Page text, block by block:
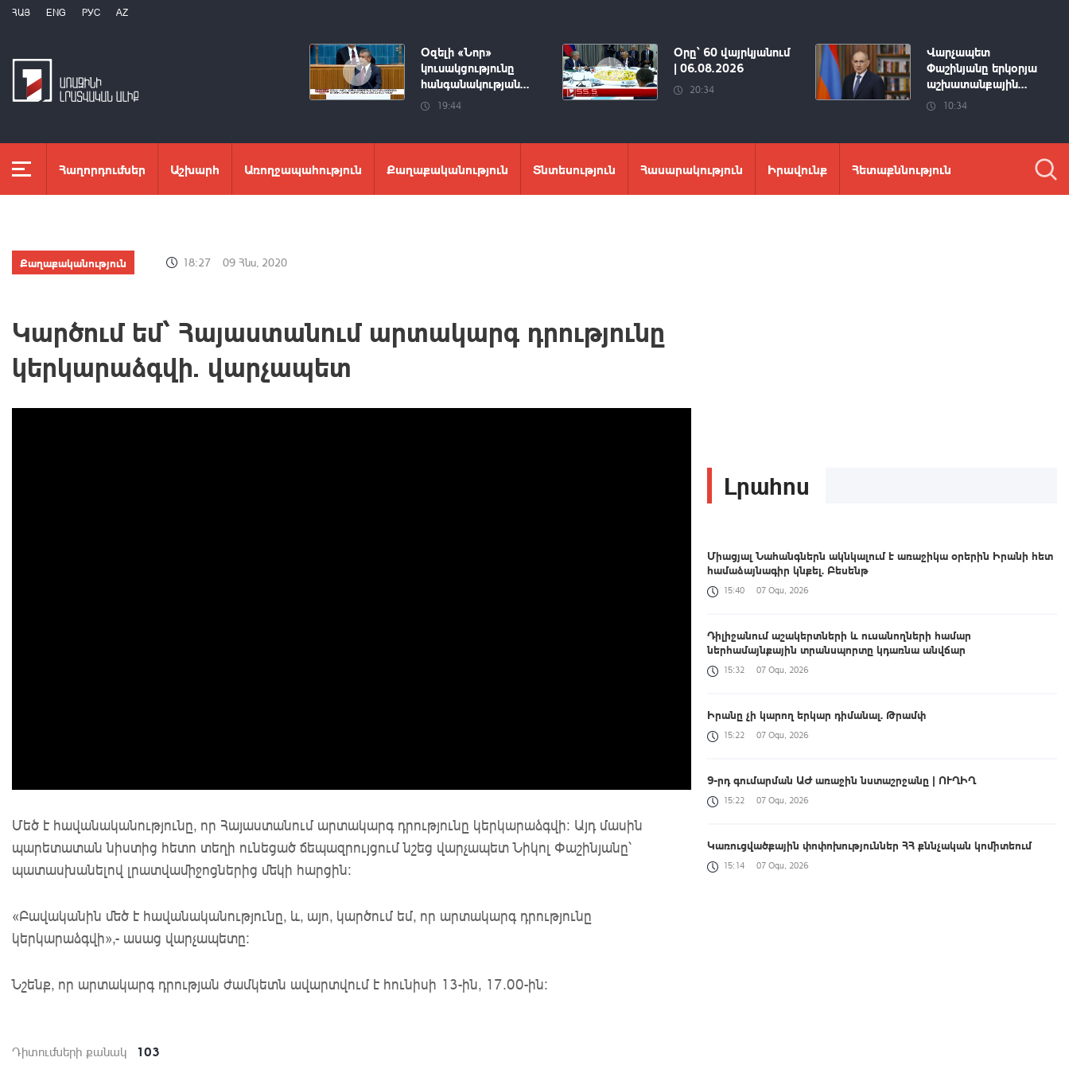
ՀԱՅ ENG РУС AZ
Օզելի «Նոր»
կուսակցությունը
հանգանակության...
19:44
Օրը՝ 60 վայրկյանում
| 06.08.2026
20:34
Վարչապետ
Փաշինյանը երկօրյա
աշխատանքային...
10:34
Հաղորդումներ Աշխարհ Առողջապահություն Քաղաքականություն Տնտեսություն Հասարակություն Իրավունք Հետաքննություն
Քաղաքականություն 18:27 09 Հնս, 2020
Կարծում եմ՝ Հայաստանում արտակարգ դրությունը
կերկարաձգվի. վարչապետ
Մեծ է հավանականությունը, որ Հայաստանում արտակարգ դրությունը կերկարաձգվի: Այդ մասին
պարետատան նիստից հետո տեղի ունեցած ճեպազրույցում նշեց վարչապետ Նիկոլ Փաշինյանը՝
պատասխանելով լրատվամիջոցներից մեկի հարցին:
«Բավականին մեծ է հավանականությունը, և, այո, կարծում եմ, որ արտակարգ դրությունը
կերկարաձգվի»,- ասաց վարչապետը:
Նշենք, որ արտակարգ դրության ժամկետն ավարտվում է հունիսի 13-ին, 17.00-ին:
Դիտումների քանակ 103
Լրահոս
Միացյալ Նահանգներն ակնկալում է առաջիկա օրերին Իրանի հետ
համաձայնագիր կնքել. Բեսենթ
15:40 07 Օգս, 2026
Դիլիջանում աշակերտների և ուսանողների համար
ներհամայնքային տրանսպորտը կդառնա անվճար
15:32 07 Օգս, 2026
Իրանը չի կարող երկար դիմանալ. Թրամփ
15:22 07 Օգս, 2026
9-րդ գումարման ԱԺ առաջին նստաշրջանը | ՈՒՂԻՂ
15:22 07 Օգս, 2026
Կառուցվածքային փոփոխություններ ՀՀ քննչական կոմիտեում
15:14 07 Օգս, 2026